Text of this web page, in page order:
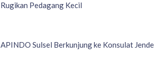
Rugikan Pedagang Kecil
APINDO Sulsel Berkunjung ke Konsulat